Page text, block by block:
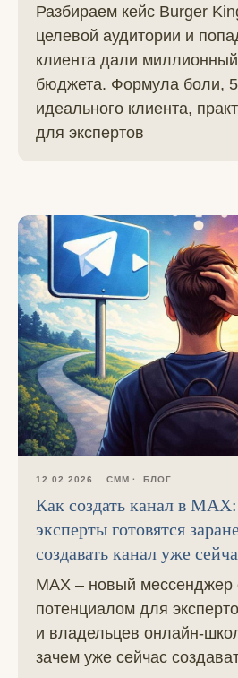
Разбираем кейс Burger
целевой аудитории и
клиента дали
бюджета. Формула боли, 5
идеального клиента,
для экспертов
12.02.2026 СММ БЛОГ
Как создать канал в
эксперты готовятся
создавать канал уже
MAX – новый
потенциалом для
и владельцев онлайн-
зачем уже сейчас